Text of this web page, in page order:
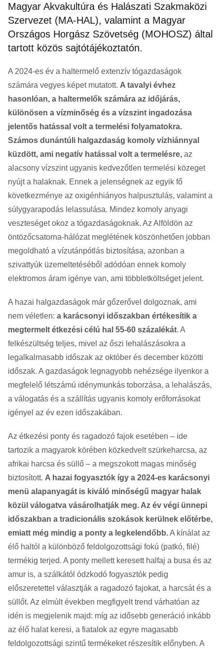
Magyar Akvakultúra és Halászati Szakmaközi
Szervezet (MA-HAL), valamint a Magyar
Országos Horgász Szövetség (MOHOSZ) által
tartott közös sajtótájékoztatón.
A 2024-es év a haltermelő extenzív tógazdaságok
számára vegyes képet mutatott. A tavalyi évhez
hasonlóan, a haltermelők számára az időjárás,
különösen a vízminőség és a vízszint ingadozása
jelentős hatással volt a termelési folyamatokra.
Számos dunántúli halgazdaság komoly vízhiánnyal
küzdött, ami negatív hatással volt a termelésre, az
alacsony vízszint ugyanis kedvezőtlen termelési közeget
nyújt a halaknak. Ennek a jelenségnek az egyik fő
következménye az oxigénhiányos halpusztulás, valamint a
súlygyarapodás lelassulása. Mindez komoly anyagi
veszteséget okoz a tógazdaságoknak. Az Alföldön az
öntözőcsatorna-hálózat meglétének köszönhetően jobban
megoldható a vízutánpótlás biztosítása, azonban a
szivattyúk üzemeltetéséből adódóan ennek komoly
elektromos áram igénye van, ami többletköltséget jelent.
A hazai halgazdaságok már gőzerővel dolgoznak, ami
nem véletlen: a karácsonyi időszakban értékesítik a
megtermelt étkezési célú hal 55-60 százalékát. A
felkészültség teljes, mivel az őszi lehalászásokra a
legalkalmasabb időszak az október és december közötti
időszak. A gazdaságok legnagyobb nehézsége ilyenkor a
megfelelő létszámú idénymunkás toborzása, a lehalászás,
a válogatás és a szállítás ugyanis komoly erőforrásokat
igényel az év ezen időszakában.
Az étkezési ponty és ragadozó fajok esetében – ide
tartozik a magyarok körében közkedvelt szürkeharcsa, az
afrikai harcsa és süllő – a megszokott magas minőség
biztosított. A hazai fogyasztók így a 2024-es karácsonyi
menü alapanyagát is kiváló minőségű magyar halak
közül válogatva vásárolhatják meg. Az év végi ünnepi
időszakban a tradicionális szokások kerülnek előtérbe,
emiatt még mindig a ponty a legkelendőbb.A kínálat az
élő haltól a különböző feldolgozottsági fokú (patkó, filé)
termékig terjed. A ponty mellett keresett halfaj a busa és az
amur is, a szálkától ódzkodó fogyasztók pedig
előszeretettel választják a ragadozó fajokat, a harcsát és a
süllőt. Az elmúlt években megfigyelt trend várhatóan az
idén is megjelenik majd: míg az idősebb generáció inkább
az élő halat keresi, a fiatalok az egyre magasabb
feldolgozottsági szintű termékeket részesítik előnyben. A